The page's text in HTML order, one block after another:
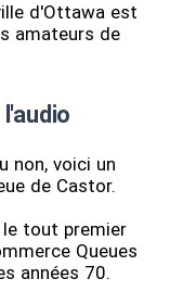
d'Ottawa est
amateurs de
non, voici un
de Castor.
le tout premier
Queues
années 70.